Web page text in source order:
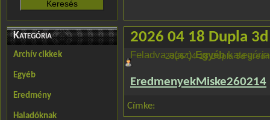
Kategória
Archív cikkek
Egyéb
Eredmény
Haladóknak
2026 04 18 Dupla
Feladva a(az)Egyéb
2026 04 18 Dupla 3d
EredmenyekMiske260214
Címke: